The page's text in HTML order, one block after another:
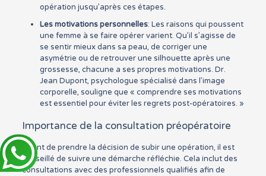
opération jusqu’après ces étapes.
Les motivations personnelles: Les raisons qui poussent
une femme à se faire opérer varient. Qu’il s’agisse de
se sentir mieux dans sa peau, de corriger une
asymétrie ou de retrouver une silhouette après une
grossesse, chacune a ses propres motivations. Dr.
Jean Dupont, psychologue spécialisé dans l’image
corporelle, souligne que « comprendre ses motivations
est essentiel pour éviter les regrets post-opératoires. »
Importance de la consultation préopératoire
Avant de prendre la décision de subir une opération, il est
conseillé de suivre une démarche réfléchie. Cela inclut des
consultations avec des professionnels qualifiés afin de